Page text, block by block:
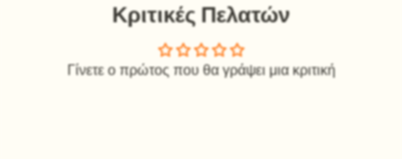
Κριτικές Πελατών
Γίνετε ο πρώτος που θα γράψει μια κριτική